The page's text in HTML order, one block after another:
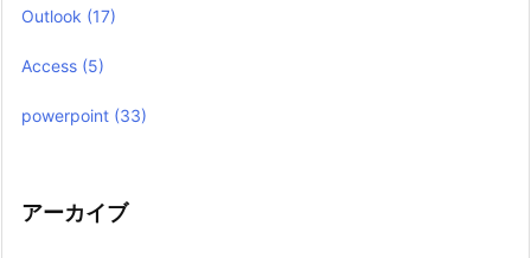
Outlook (17)
Access (5)
powerpoint (33)
アーカイブ